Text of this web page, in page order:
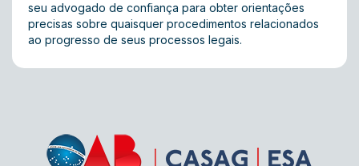
seu advogado de confiança para obter orientações
precisas sobre quaisquer procedimentos relacionados
ao progresso de seus processos legais.